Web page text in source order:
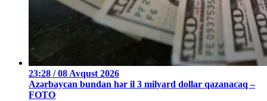
23:28 / 08 Avqust 2026
Azərbaycan bundan hər il 3 milyard dollar qazanacaq –
FOTO